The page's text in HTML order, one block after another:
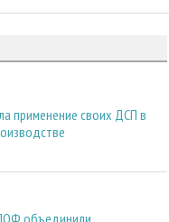
применение своих ДСП в
объединили